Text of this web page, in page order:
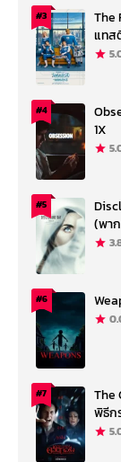
#3
The
แทส
#4
1X
#5
(พาก
#6
#7
The
พิธีก